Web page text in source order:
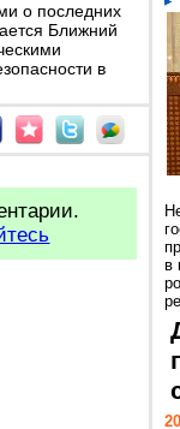
о последних
Ближний
в
в